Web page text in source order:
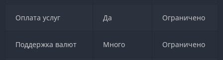
Оплата услуг Да Ограничено
Поддержка валют Много Ограничено